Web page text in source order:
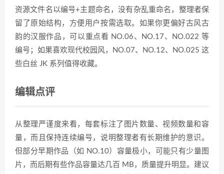
资源文件名以编号+主题命名，没有杂乱重命名，整理者保
留了原始结构，方便用户按需选取。如果你更偏好古风古
韵的汉服作品，可以重点看 NO.06、NO.17、NO.022 等
编号；如果喜欢现代校园风，NO.07、NO.12、NO.025 这
些白丝 JK 系列值得收藏。
编辑点评
从整理严谨度来看，每套标注了图片数量、视频数量和容
量，而且保持连续编号，说明整理者有长期维护的意识。
但部分早期作品（如 NO.10）容量极小，可能只有少量图
片，而后期有些作品容量达几百 MB，质量提升明显。建议